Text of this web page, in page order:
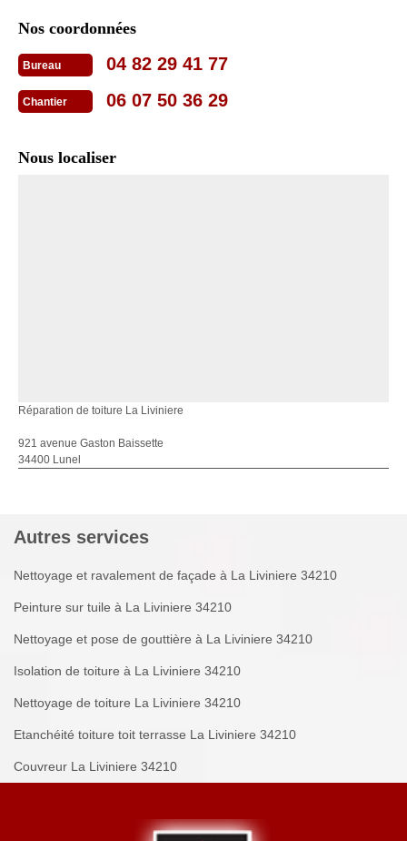
Nos coordonnées
Bureau 04 82 29 41 77
Chantier 06 07 50 36 29
Nous localiser
Réparation de toiture La Liviniere
921 avenue Gaston Baissette
34400 Lunel
Autres services
Nettoyage et ravalement de façade à La Liviniere 34210
Peinture sur tuile à La Liviniere 34210
Nettoyage et pose de gouttière à La Liviniere 34210
Isolation de toiture à La Liviniere 34210
Nettoyage de toiture La Liviniere 34210
Etanchéité toiture toit terrasse La Liviniere 34210
Couvreur La Liviniere 34210